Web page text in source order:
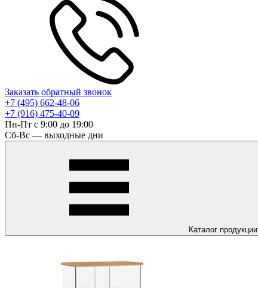
Заказать обратный звонок
+7 (495) 662-48-06
+7 (916) 475-40-09
Пн-Пт с 9:00 до 19:00
Сб-Вс — выходные дни
Каталог продукции